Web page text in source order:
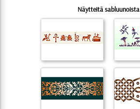
Näytteitä sabluunoista